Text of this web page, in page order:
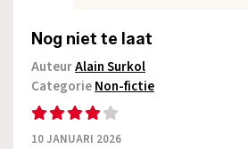
Nog niet te laat
AuteurAlain Surkol
CategorieNon-fictie
10 JANUARI 2026